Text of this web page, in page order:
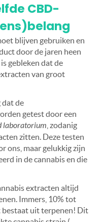
CBD-
blijven gebruiken en
door de jaren heen
gebleken dat de
van groot
dat de
getest door een
laboratorium , zodanig
zitten. Deze testen
ons, maar gelukkig zijn
in de cannabis en die
extracten altijd
Immers, 10% tot
bestaat uit terpenen! Dit